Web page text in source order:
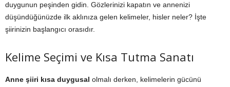
duygunun peşinden gidin. Gözlerinizi kapatın ve annenizi
düşündüğünüzde ilk aklınıza gelen kelimeler, hisler neler? İşte
şiirinizin başlangıcı orasıdır.
Kelime Seçimi ve Kısa Tutma Sanatı
Anne şiiri kısa duygusal olmalı derken, kelimelerin gücünü